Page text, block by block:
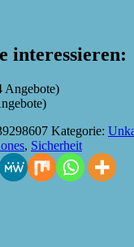
interessieren:
Angebote)
Kategorie:
, Sicherheit